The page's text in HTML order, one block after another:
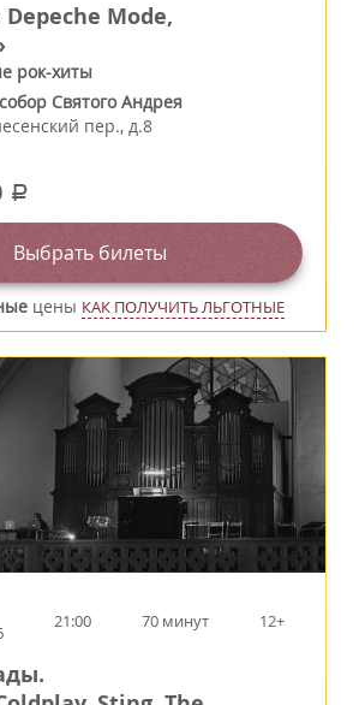
Mode,
рок-хиты
Святого Андрея
пер., д.8
a
Выбрать билеты
цены КАК ПОЛУЧИТЬ ЛЬГОТНЫЕ
21:00 70 минут 12+